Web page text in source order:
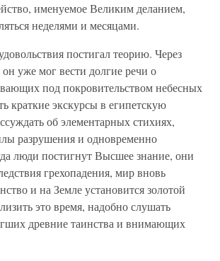
именуемое Великим деланием,
неделями и месяцами.
постигал теорию. Через
он уже мог вести долгие речи о
под покровительством небесных
краткие экскурсы в египетскую
об элементарных стихиях,
разрушения и одновременно
люди постигнут Высшее знание, они
грехопадения, мир вновь
и на Земле установится золотой
это время, надобно слушать
древние таинства и внимающих